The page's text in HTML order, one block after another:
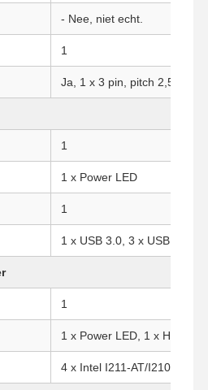
- Nee, niet echt.
1
Ja, 1 x 3 pin, pitch 2,54 mm
1
1 x Power LED
1
1 x USB 3.0, 3 x USB 2.0
1
1 x Power LED, 1 x HDD
4 x Intel I211-AT/I210-AT